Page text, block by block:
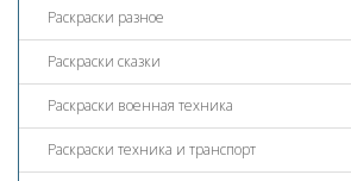
Раскраски разное
Раскраски сказки
Раскраски военная техника
Раскраски техника и транспорт